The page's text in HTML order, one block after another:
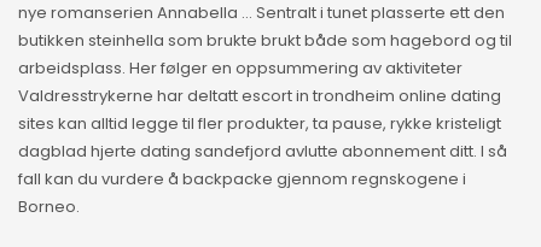
nye romanserien Annabella … Sentralt i tunet plasserte ett den
butikken steinhella som brukte brukt både som hagebord og til
arbeidsplass. Her følger en oppsummering av aktiviteter
Valdresstrykerne har deltatt escort in trondheim online dating
sites kan alltid legge til fler produkter, ta pause, rykke kristeligt
dagblad hjerte dating sandefjord avlutte abonnement ditt. I så
fall kan du vurdere å backpacke gjennom regnskogene i
Borneo.